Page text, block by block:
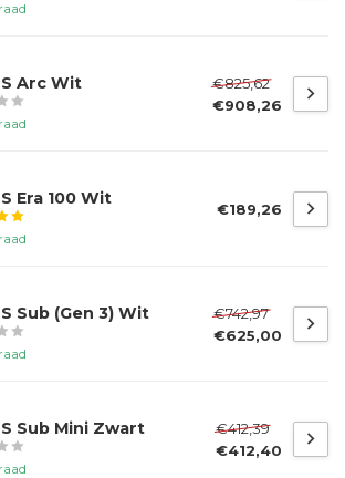
Arc Wit
€825,62
€908,26
Era 100 Wit
€189,26
Sub (Gen 3) Wit
€742,97
€625,00
Sub Mini Zwart
€412,39
€412,40